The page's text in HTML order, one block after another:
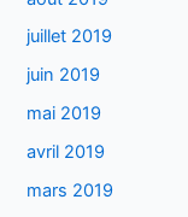
juillet 2019
juin 2019
mai 2019
avril 2019
mars 2019